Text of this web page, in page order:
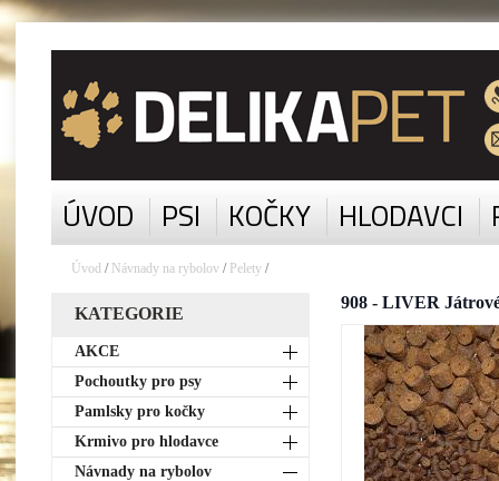
ÚVOD PSI KOČKY HLODAVCI
Úvod / Návnady na rybolov/ Pelety /
KATEGORIE
AKCE
Pochoutky pro psy
Pamlsky pro kočky
Krmivo pro hlodavce
Návnady na rybolov
908 - LIVER